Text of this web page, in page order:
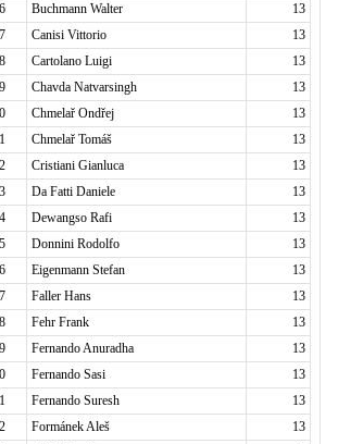
Buchmann Walter
13
Canisi Vittorio
13
Cartolano Luigi
13
Chavda Natvarsingh
13
Chmelař Ondřej
13
Chmelař Tomáš
13
Cristiani Gianluca
13
Da Fatti Daniele
13
Dewangso Rafi
13
Donnini Rodolfo
13
Eigenmann Stefan
13
Faller Hans
13
Fehr Frank
13
Fernando Anuradha
13
Fernando Sasi
13
Fernando Suresh
13
Formánek Aleš
13